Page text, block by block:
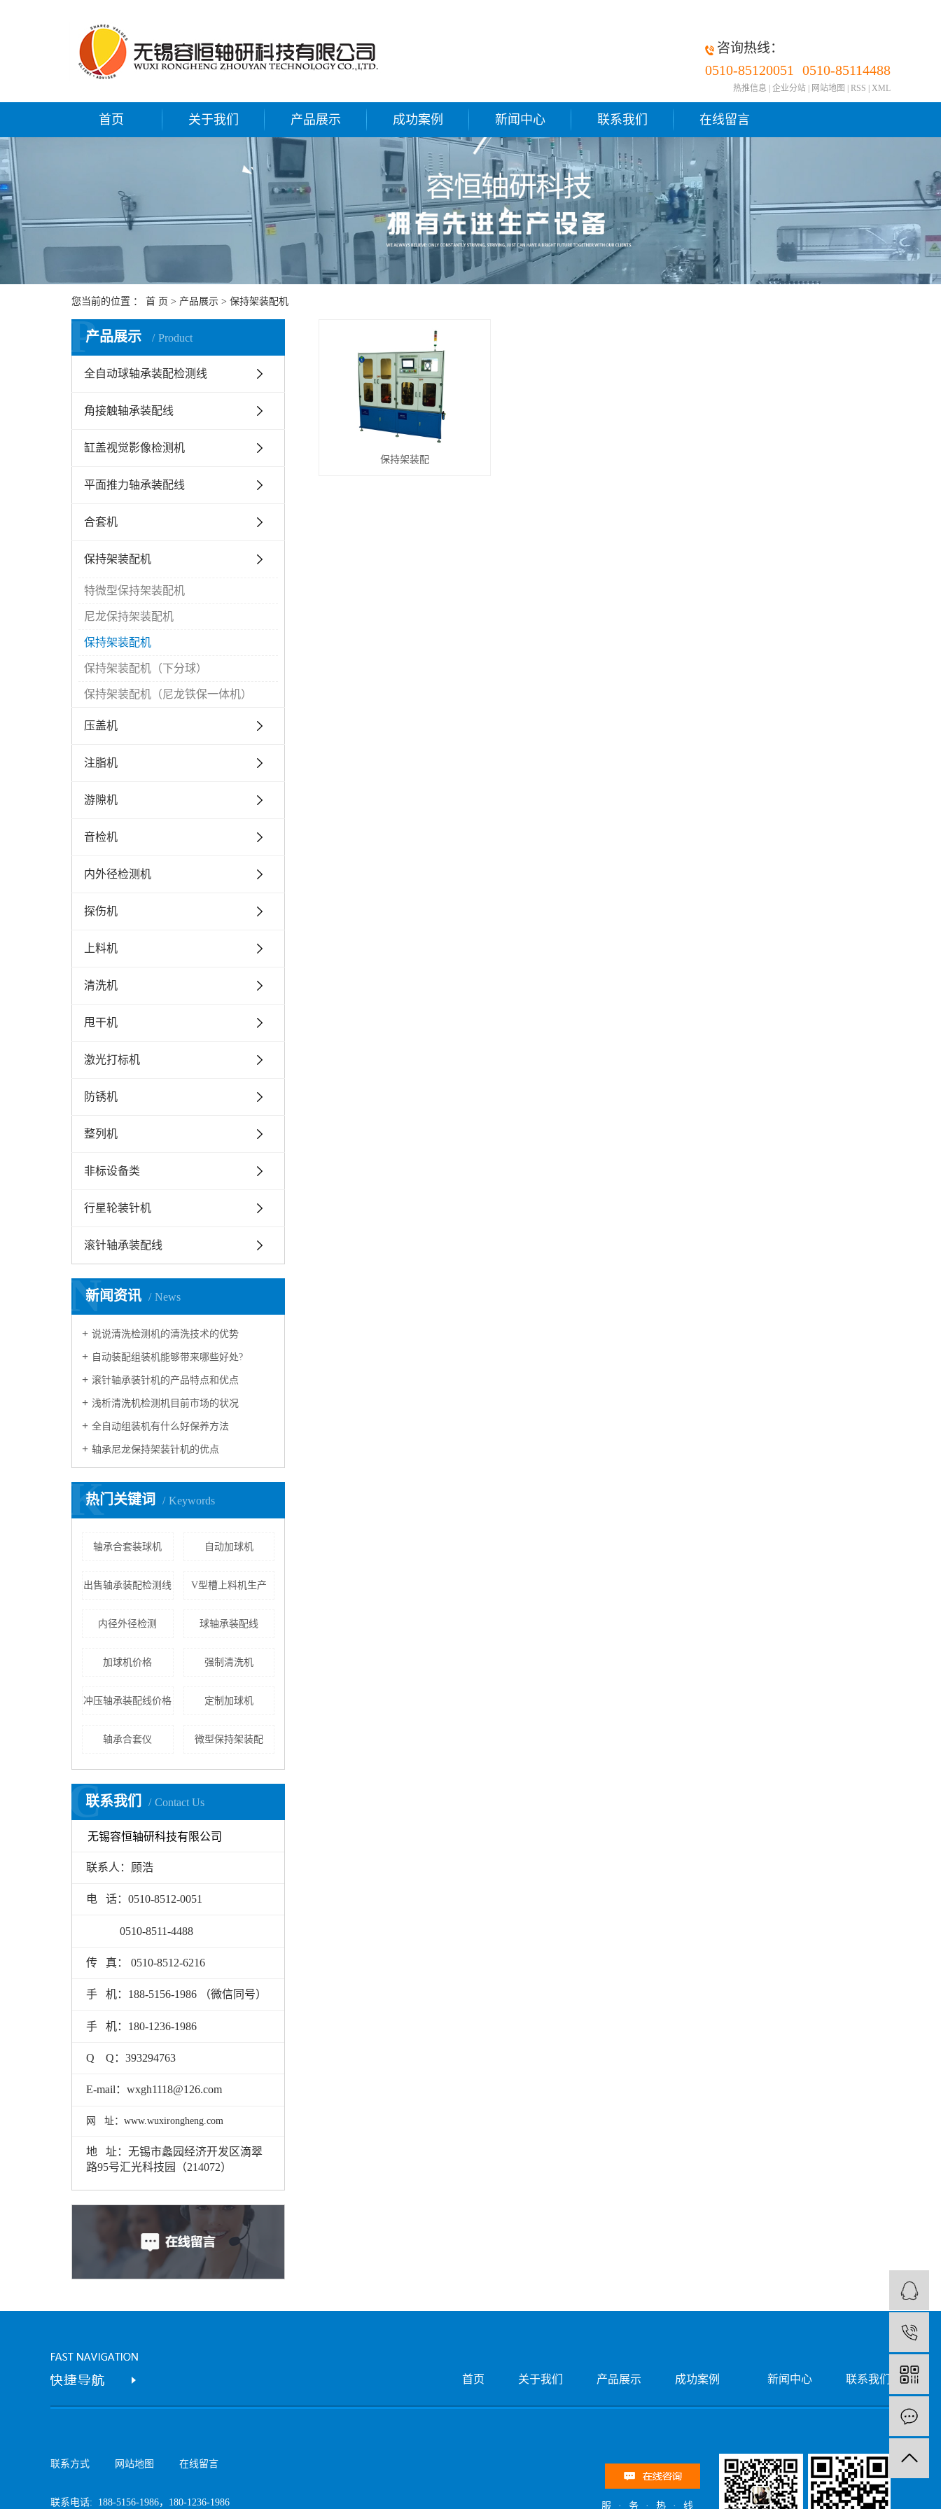
咨询热线：
0510-85120051 0510-85114488
热推信息 企业分站 网站地图 RSS XML
首页 关于我们 产品展示 成功案例 新闻中心 联系我们 在线留言
您当前的位置 ： 首 页 > 产品展示 > 保持架装配机
产品展示 Product
P
全自动球轴承装配检测线
角接触轴承装配线
缸盖视觉影像检测机
平面推力轴承装配线
合套机
保持架装配机
特微型保持架装配机
尼龙保持架装配机
保持架装配机
保持架装配机（下分球）
保持架装配机（尼龙铁保一体机）
压盖机
注脂机
游隙机
音检机
内外径检测机
探伤机
上料机
清洗机
甩干机
激光打标机
防锈机
整列机
非标设备类
行星轮装针机
滚针轴承装配线
新闻资讯 News
N
说说清洗检测机的清洗技术的优势
自动装配组装机能够带来哪些好处?
滚针轴承装针机的产品特点和优点
浅析清洗机检测机目前市场的状况
全自动组装机有什么好保养方法
轴承尼龙保持架装针机的优点
热门关键词 Keywords
K
轴承合套装球机 自动加球机
出售轴承装配检测线 V型槽上料机生产
内径外径检测 球轴承装配线
加球机价格 强制清洗机
冲压轴承装配线价格 定制加球机
轴承合套仪 微型保持架装配
联系我们 Contact Us
C
无锡容恒轴研科技有限公司
联系人：顾浩
电 话：0510-8512-0051
0510-8511-4488
传 真： 0510-8512-6216
手 机：188-5156-1986 （微信同号）
手 机：180-1236-1986
Q Q：393294763
E-mail：wxgh1118@126.com
网 址：www.wuxirongheng.com
地 址：无锡市蠡园经济开发区滴翠
路95号汇光科技园（214072）
保持架装配
首页 关于我们 产品展示 成功案例 新闻中心 联系我们
联系方式 网站地图 在线留言
联系电话: 188-5156-1986，180-1236-1986 服·务·热·线